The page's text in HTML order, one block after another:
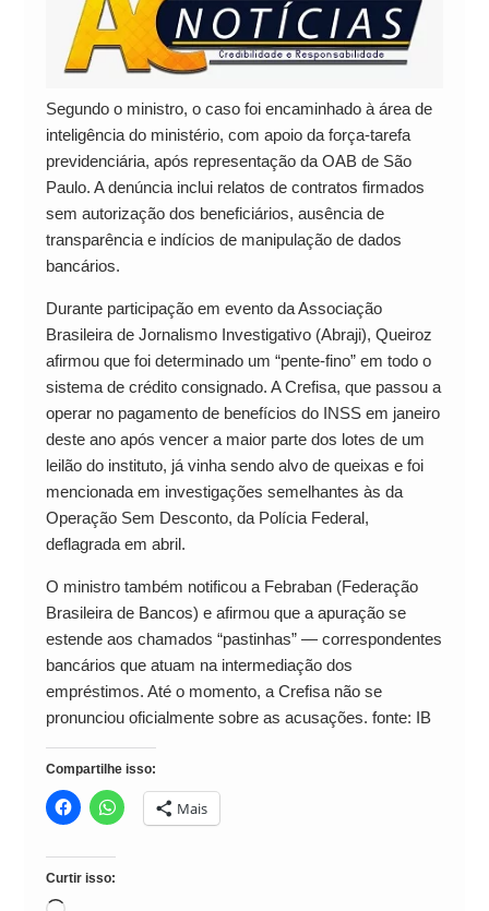
Segundo o ministro, o caso foi encaminhado à área de
inteligência do ministério, com apoio da força-tarefa
previdenciária, após representação da OAB de São
Paulo. A denúncia inclui relatos de contratos firmados
sem autorização dos beneficiários, ausência de
transparência e indícios de manipulação de dados
bancários.
Durante participação em evento da Associação
Brasileira de Jornalismo Investigativo (Abraji), Queiroz
afirmou que foi determinado um “pente-fino” em todo o
sistema de crédito consignado. A Crefisa, que passou a
operar no pagamento de benefícios do INSS em janeiro
deste ano após vencer a maior parte dos lotes de um
leilão do instituto, já vinha sendo alvo de queixas e foi
mencionada em investigações semelhantes às da
Operação Sem Desconto, da Polícia Federal,
deflagrada em abril.
O ministro também notificou a Febraban (Federação
Brasileira de Bancos) e afirmou que a apuração se
estende aos chamados “pastinhas” — correspondentes
bancários que atuam na intermediação dos
empréstimos. Até o momento, a Crefisa não se
pronunciou oficialmente sobre as acusações. fonte: IB
Compartilhe isso:
Mais
Curtir isso: